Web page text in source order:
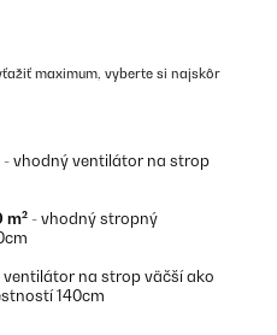
maximum, vyberte si najskôr
- vhodný ventilátor na strop
m² - vhodný stropný
ventilátor na strop väčší ako
140cm